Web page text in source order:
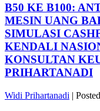
B50 KE B100:
MESIN UANG
SIMULASI
KENDALI
KONSULTAN
PRIHARTANADI
Widi Prihartanadi |